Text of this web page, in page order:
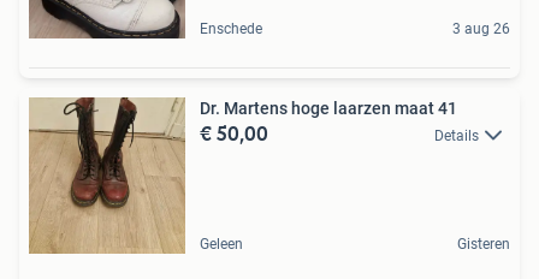
Enschede 3 aug 26
Dr. Martens hoge laarzen maat 41
€ 50,00 Details
Geleen Gisteren